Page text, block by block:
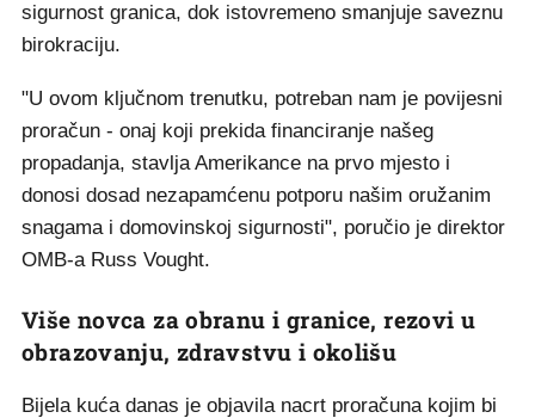
sigurnost granica, dok istovremeno smanjuje saveznu
birokraciju.
"U ovom ključnom trenutku, potreban nam je povijesni
proračun - onaj koji prekida financiranje našeg
propadanja, stavlja Amerikance na prvo mjesto i
donosi dosad nezapamćenu potporu našim oružanim
snagama i domovinskoj sigurnosti", poručio je direktor
OMB-a Russ Vought.
Više novca za obranu i granice, rezovi u
obrazovanju, zdravstvu i okolišu
Bijela kuća danas je objavila nacrt proračuna kojim bi